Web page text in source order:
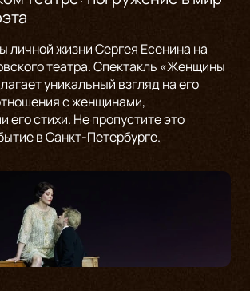
личной жизни Сергея Есенина на
театра. Спектакль «Женщины
уникальный взгляд на его
с женщинами,
его стихи. Не пропустите это
в Санкт-Петербурге.